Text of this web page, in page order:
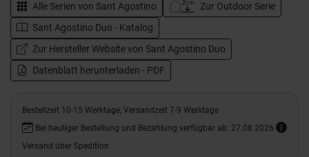
Alle Serien von Sant Agostino
Zur Outdoor Serie
Sant Agostino Duo - Katalog
Zur Hersteller Website von Sant Agostino Duo
Datenblatt herunterladen - PDF
Bestellzeit 10-15 Werktage, Versandzeit 7-9 Werktage
Bei heutiger Bestellung und Bezahlung verfügbar ab: 27.08.2026
Versand über Spedition